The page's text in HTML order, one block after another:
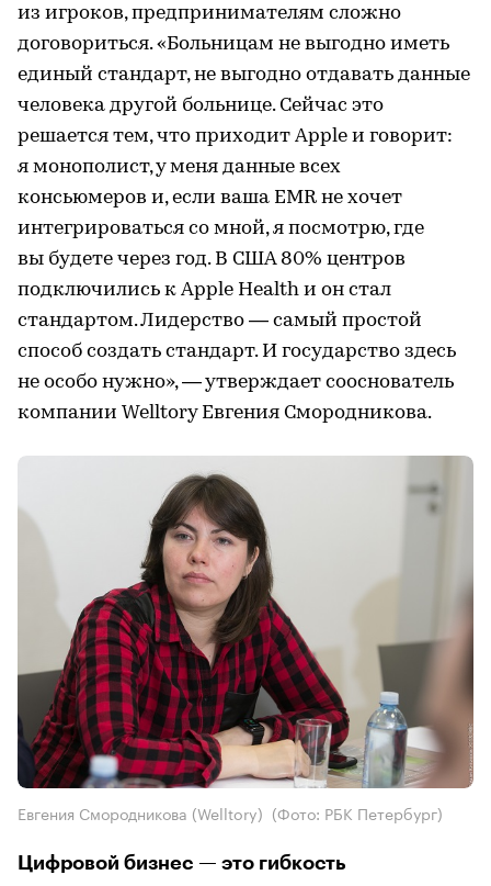
из игроков, предпринимателям сложно
договориться. «Больницам не выгодно иметь
единый стандарт, не выгодно отдавать данные
человека другой больнице. Сейчас это
решается тем, что приходит Apple и говорит:
я монополист, у меня данные всех
консьюмеров и, если ваша EMR не хочет
интегрироваться со мной, я посмотрю, где
вы будете через год. В США 80% центров
подключились к Apple Health и он стал
стандартом. Лидерство — самый простой
способ создать стандарт. И государство здесь
не особо нужно», — утверждает сооснователь
компании Welltory Евгения Смородникова.
Евгения Смородникова (Welltory) (Фото: РБК Петербург)
Цифровой бизнес — это гибкость